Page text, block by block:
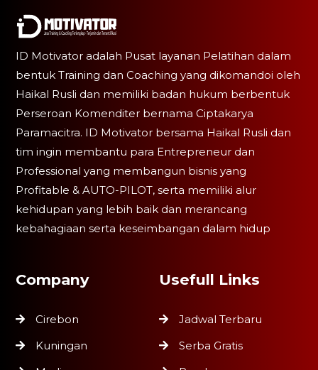
ID Motivator adalah Pusat layanan Pelatihan dalam
bentuk Training dan Coaching yang dikomandoi oleh
Haikal Rusli dan memiliki badan hukum berbentuk
Perseroan Komenditer bernama Ciptakarya
Paramacitra. ID Motivator bersama Haikal Rusli dan
tim ingin membantu para Entrepreneur dan
Professional yang membangun bisnis yang
Profitable & AUTO-PILOT, serta memiliki alur
kehidupan yang lebih baik dan merancang
kebahagiaan serta keseimbangan dalam hidup
Company
Cirebon
Kuningan
Usefull Links
Jadwal Terbaru
Serba Gratis